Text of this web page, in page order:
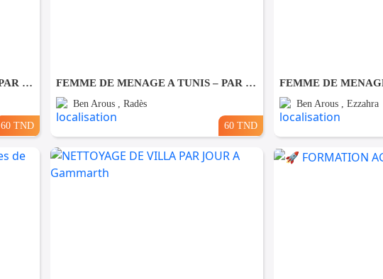
FEMME DE MENAGE A TUNIS – PAR JOUR A Fouchana
60 TND
FEMME DE MENAGE A TUNIS – PAR JOUR A Rades
Ben Arous , Radès
60 TND
Ben Arous , Ezzahra